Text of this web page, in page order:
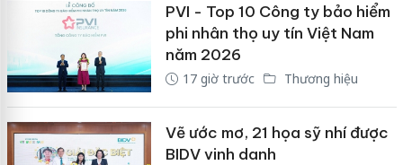
PVI - Top 10 Công ty bảo hiểm
phi nhân thọ uy tín Việt Nam
năm 2026
17 giờ trước Thương hiệu
Vẽ ước mơ, 21 họa sỹ nhí được
BIDV vinh danh